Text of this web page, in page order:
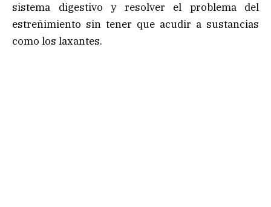
sistema digestivo y resolver el problema del
estreñimiento sin tener que acudir a sustancias
como los laxantes.